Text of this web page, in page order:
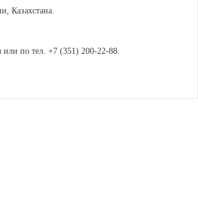
Казахстана.
или по тел. +7 (351) 200-22-88.